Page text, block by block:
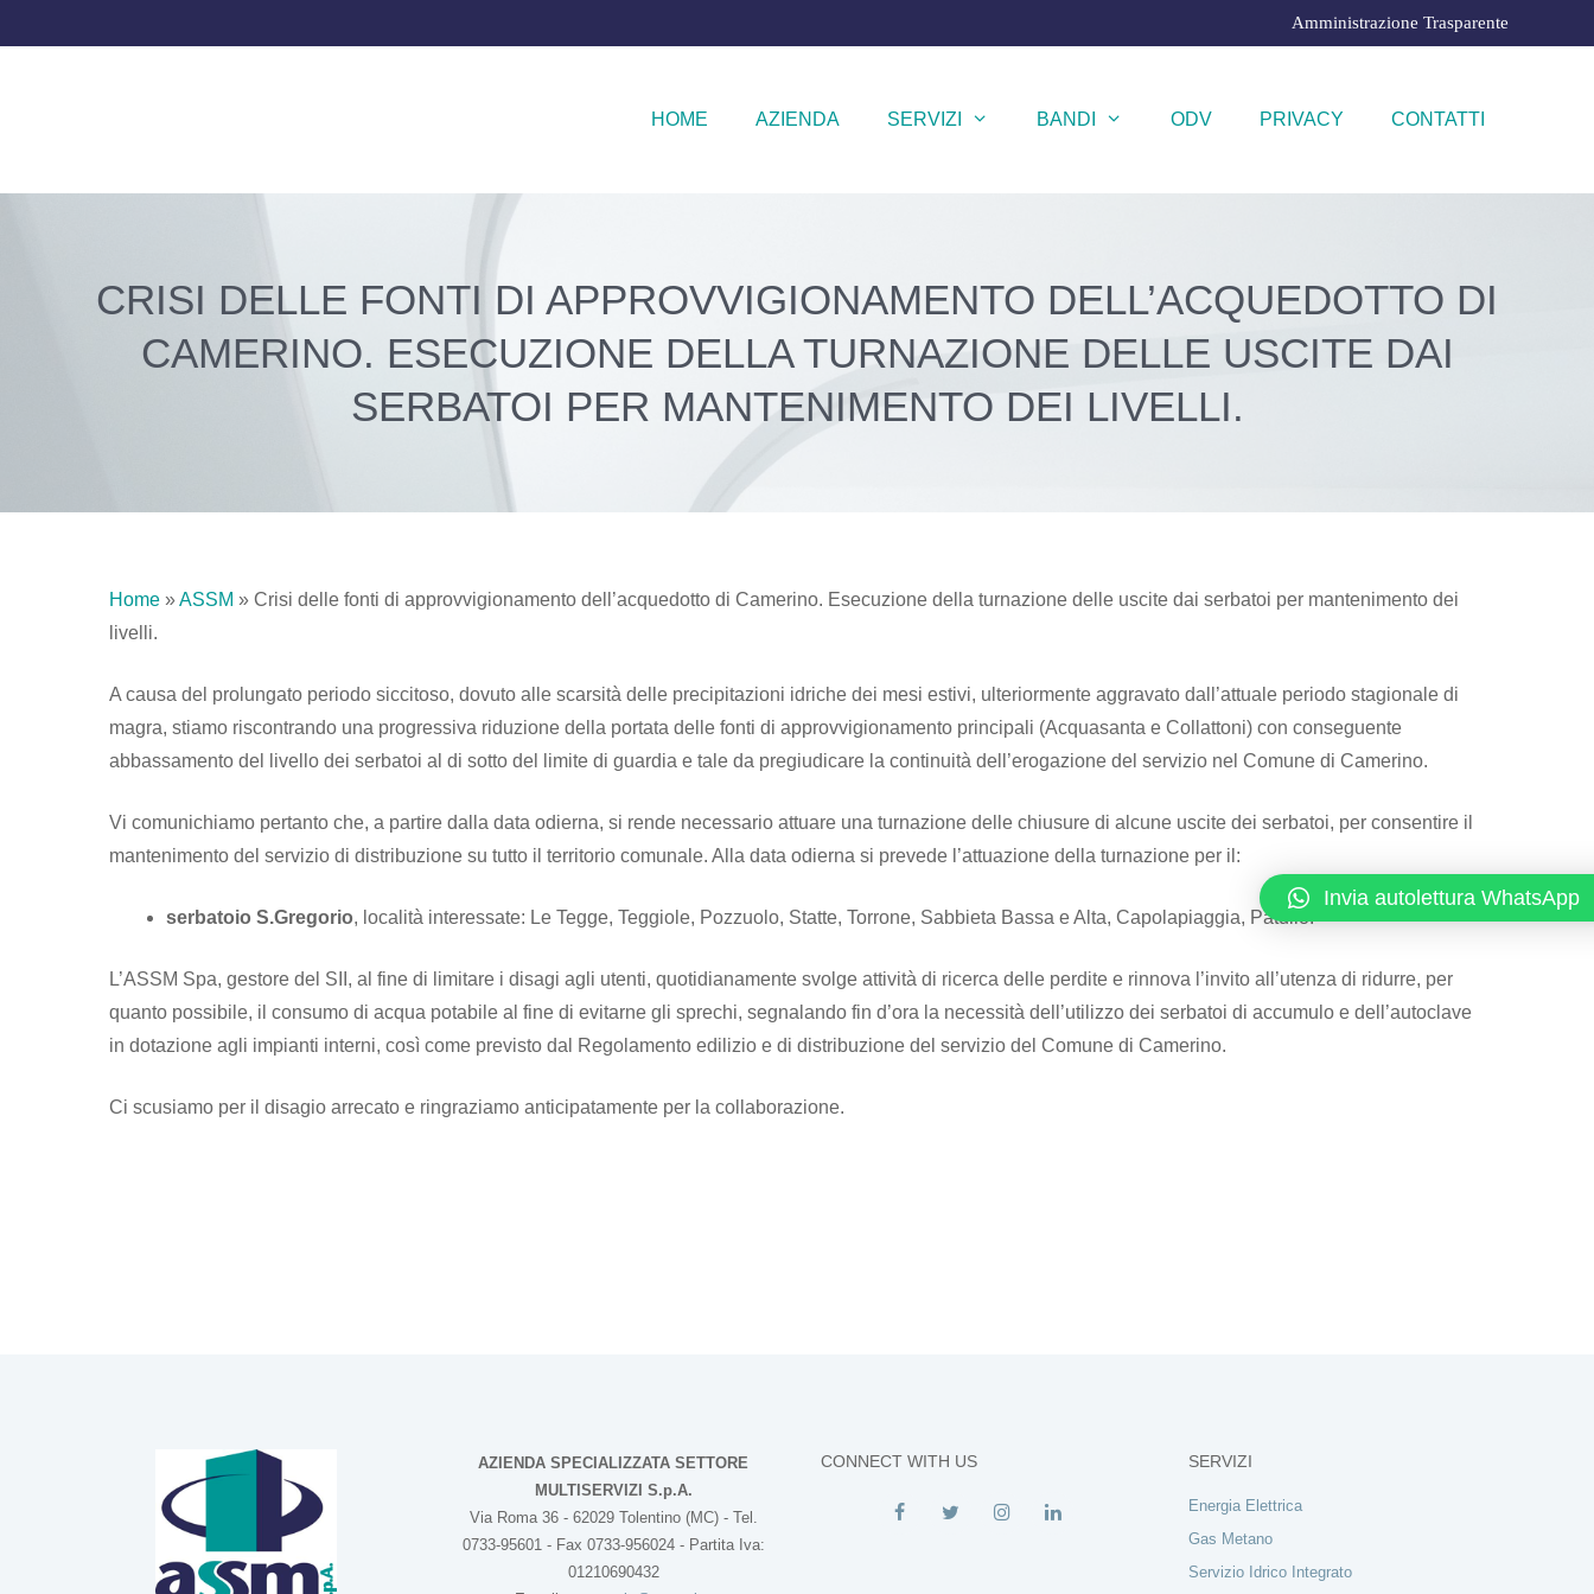
Amministrazione Trasparente
HOME AZIENDA SERVIZI BANDI ODV PRIVACY CONTATTI
CRISI DELLE FONTI DI APPROVVIGIONAMENTO DELL’ACQUEDOTTO DI
CAMERINO. ESECUZIONE DELLA TURNAZIONE DELLE USCITE DAI
SERBATOI PER MANTENIMENTO DEI LIVELLI.
Home »ASSM » Crisi delle fonti di approvvigionamento dell’acquedotto di Camerino. Esecuzione della turnazione delle uscite dai serbatoi per mantenimento dei
livelli.
A causa del prolungato periodo siccitoso, dovuto alle scarsità delle precipitazioni idriche dei mesi estivi, ulteriormente aggravato dall’attuale periodo stagionale di
magra, stiamo riscontrando una progressiva riduzione della portata delle fonti di approvvigionamento principali (Acquasanta e Collattoni) con conseguente
abbassamento del livello dei serbatoi al di sotto del limite di guardia e tale da pregiudicare la continuità dell’erogazione del servizio nel Comune di Camerino.
Vi comunichiamo pertanto che, a partire dalla data odierna, si rende necessario attuare una turnazione delle chiusure di alcune uscite dei serbatoi, per consentire il
mantenimento del servizio di distribuzione su tutto il territorio comunale. Alla data odierna si prevede l’attuazione della turnazione per il:
serbatoio S.Gregorio, località interessate: Le Tegge, Teggiole, Pozzuolo, Statte, Torrone, Sabbieta Bassa e Alta, Capolapiaggia, Patullo.
L’ASSM Spa, gestore del SII, al fine di limitare i disagi agli utenti, quotidianamente svolge attività di ricerca delle perdite e rinnova l’invito all’utenza di ridurre, per
quanto possibile, il consumo di acqua potabile al fine di evitarne gli sprechi, segnalando fin d’ora la necessità dell’utilizzo dei serbatoi di accumulo e dell’autoclave
in dotazione agli impianti interni, così come previsto dal Regolamento edilizio e di distribuzione del servizio del Comune di Camerino.
Ci scusiamo per il disagio arrecato e ringraziamo anticipatamente per la collaborazione.
AZIENDA SPECIALIZZATA SETTORE
MULTISERVIZI S.p.A.
Via Roma 36 - 62029 Tolentino (MC) - Tel.
0733-95601 - Fax 0733-956024 - Partita Iva:
01210690432
CONNECT WITH US SERVIZI
Energia Elettrica
Gas Metano
Servizio Idrico Integrato
Invia autolettura WhatsApp